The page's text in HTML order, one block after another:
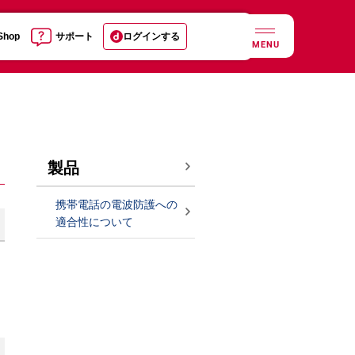
サポート ログインする
MENU
製品
携帯電話の電波防護への
適合性について